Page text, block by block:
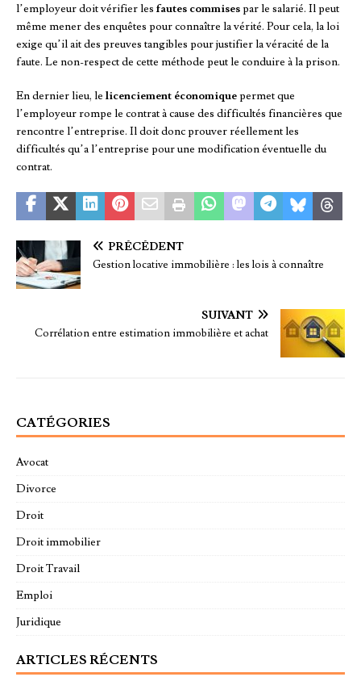
l’employeur doit vérifier les fautes commisespar le salarié. Il peut
même mener des enquêtes pour connaître la vérité. Pour cela, la loi
exige qu’il ait des preuves tangibles pour justifier la véracité de la
faute. Le non-respect de cette méthode peut le conduire à la prison.
En dernier lieu, le licenciement économiquepermet que
l’employeur rompe le contrat à cause des difficultés financières que
rencontre l’entreprise. Il doit donc prouver réellement les
difficultés qu’a l’entreprise pour une modification éventuelle du
contrat.
PRÉCÉDENT
Gestion locative immobilière : les lois à connaître
SUIVANT
Corrélation entre estimation immobilière et achat
CATÉGORIES
Avocat
Divorce
Droit
Droit immobilier
Droit Travail
Emploi
Juridique
ARTICLES RÉCENTS